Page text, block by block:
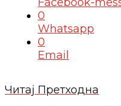
0
Whatsapp
0
Email
Читај Претходна